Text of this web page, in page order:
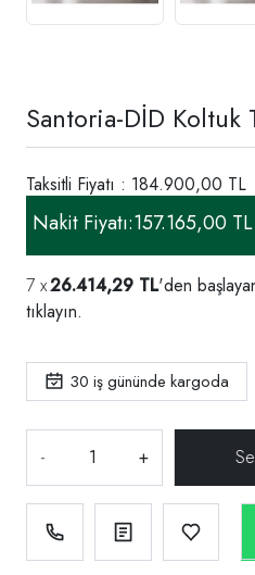
Santoria-DİD Koltuk
Taksitli Fiyatı : 184.900,00 TL
Nakit Fiyatı:157.165,00 TL
26.414,29 TL'den
tıklayın.
30 iş gününde kargoda
- +